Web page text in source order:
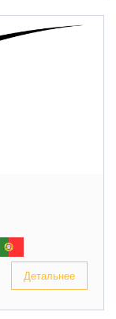
Детальнее